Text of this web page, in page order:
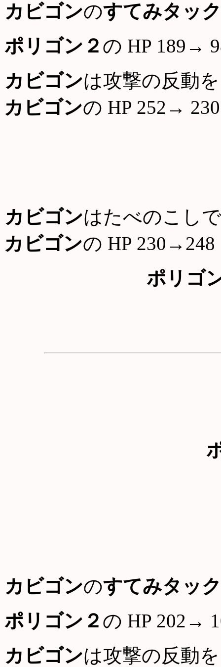
カビゴンのすてみタッ
ポリゴン２ の HP 189→
カビゴンは攻撃の反動
カビゴンの HP 252→ 230
カビゴンはたべのこし
カビゴンの HP 230→248
ポリゴ
カビゴンのすてみタッ
ポリゴン２ の HP 202→
カビゴンは攻撃の反動